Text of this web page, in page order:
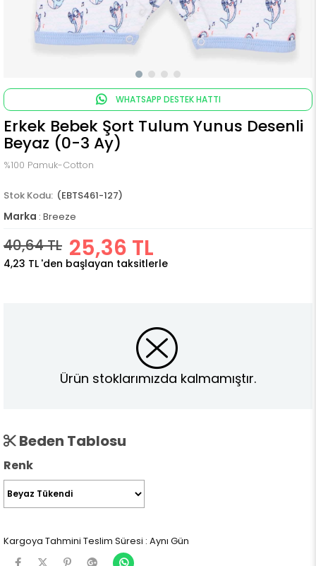
WHATSAPP DESTEK HATTI
Erkek Bebek Şort Tulum Yunus Desenli
Beyaz (0-3 Ay)
%100 Pamuk-Cotton
(EBTS461-127)
Marka : Breeze
40,64 TL 25,36 TL
4,23 TL 'den başlayan taksitlerle
Ürün stoklarımızda kalmamıştır.
Beden Tablosu
Renk
Kargoya Tahmini Teslim Süresi : Aynı Gün